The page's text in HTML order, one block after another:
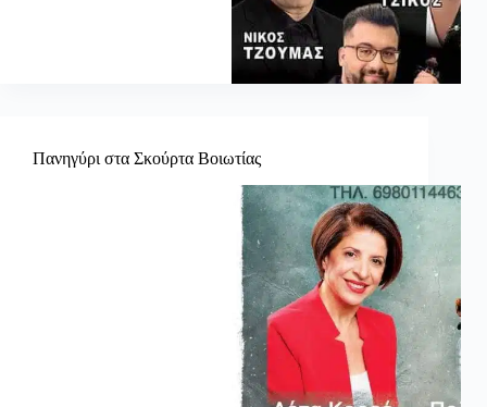
Πανηγύρι στα Σκούρτα Βοιωτίας